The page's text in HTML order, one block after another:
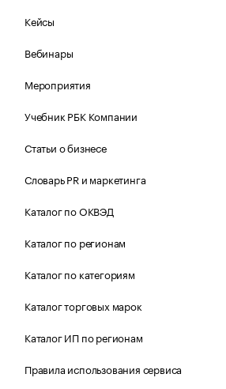
Кейсы
Вебинары
Мероприятия
Учебник РБК Компании
Статьи о бизнесе
Словарь PR и маркетинга
Каталог по ОКВЭД
Каталог по регионам
Каталог по категориям
Каталог торговых марок
Каталог ИП по регионам
Правила использования сервиса